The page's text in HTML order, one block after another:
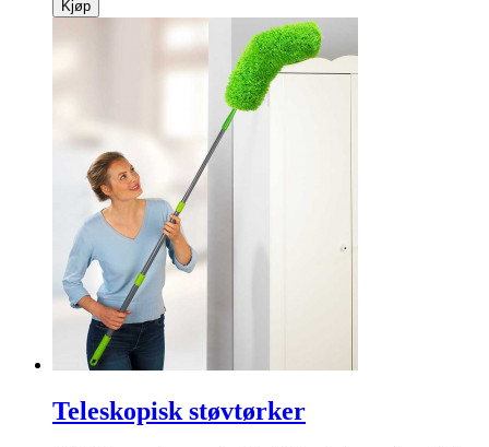
Kjøp
Teleskopisk støvtørker